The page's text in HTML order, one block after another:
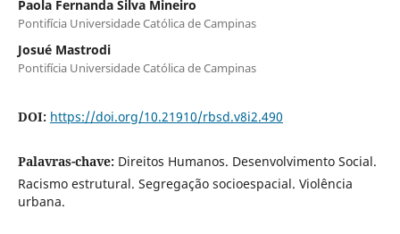
Paola Fernanda Silva Mineiro
Pontifícia Universidade Católica de Campinas
Josué Mastrodi
Pontifícia Universidade Católica de Campinas
DOI: https://doi.org/10.21910/rbsd.v8i2.490
Palavras-chave: Direitos Humanos. Desenvolvimento Social.
Racismo estrutural. Segregação socioespacial. Violência
urbana.